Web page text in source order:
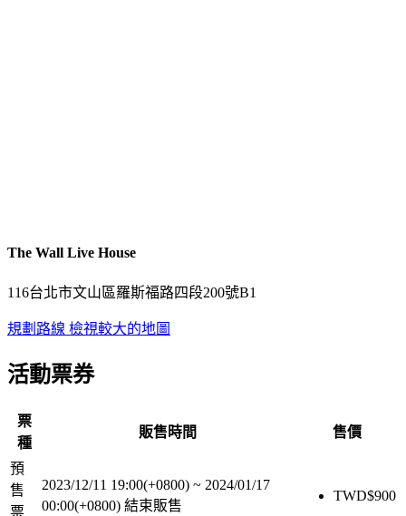
The Wall Live House
116台北市文山區羅斯福路四段200號B1
規劃路線 檢視較大的地圖
活動票券
票
種
販售時間 售價
預
售
票
2023/12/11 19:00(+0800) ~ 2024/01/17
00:00(+0800) 結束販售
TWD$900